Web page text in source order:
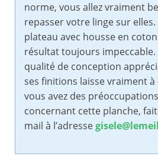
norme, vous allez vraiment
repasser votre linge sur elles.
plateau avec housse en
résultat toujours impeccable.
qualité de conception
ses finitions laisse vraiment à
vous avez des
concernant cette planche,
mail à l’adresse